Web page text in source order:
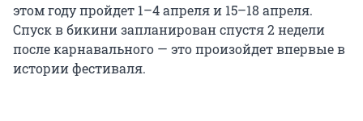
этом году пройдет 1–4 апреля и 15–18 апреля.
Спуск в бикини запланирован спустя 2 недели
после карнавального — это произойдет впервые в
истории фестиваля.